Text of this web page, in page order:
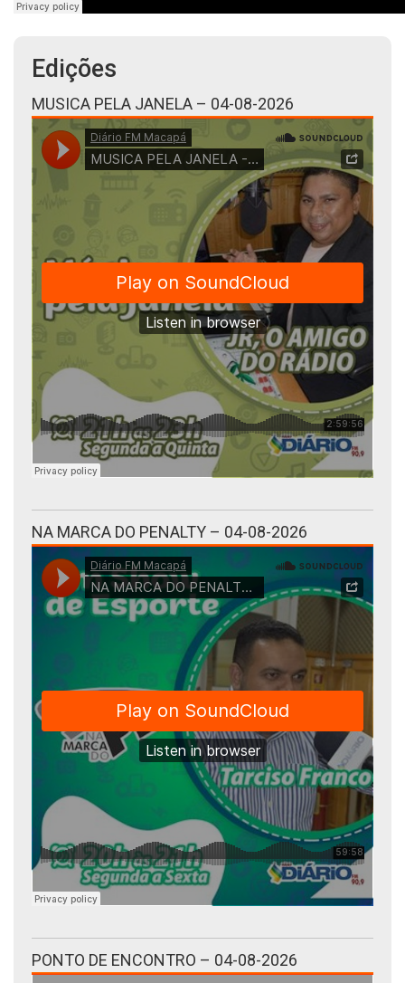
Edições
MUSICA PELA JANELA – 04-08-2026
NA MARCA DO PENALTY – 04-08-2026
PONTO DE ENCONTRO – 04-08-2026